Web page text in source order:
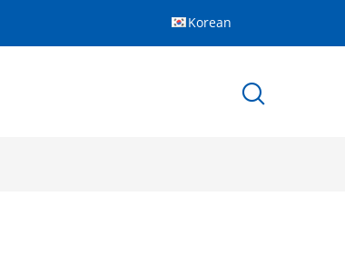
Korean